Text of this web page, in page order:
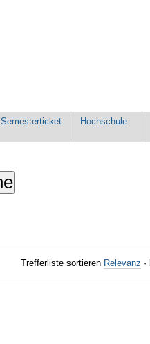
Semesterticket Hochschule
Trefferliste sortieren Relevanz ·